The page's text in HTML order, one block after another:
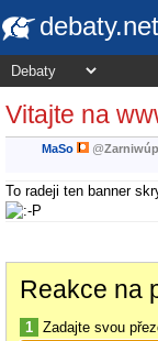
debaty.net
Vitajte na
MaSo @Zarniwúp
To radeji ten banner
Reakce na
1 Zadajte svou